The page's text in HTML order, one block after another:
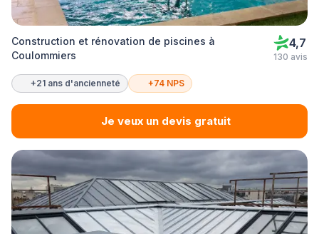
Construction et rénovation de piscines à
Coulommiers
4,7
130 avis
+21 ans d'ancienneté +74 NPS
Je veux un devis gratuit